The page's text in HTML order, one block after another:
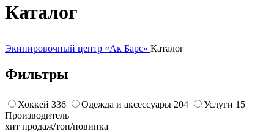
Каталог
Экипировочный центр «Ак Барс» Каталог
Фильтры
Хоккей 336 Одежда и аксессуары 204 Услуги 15
Производитель
хит продаж/топ/новинка